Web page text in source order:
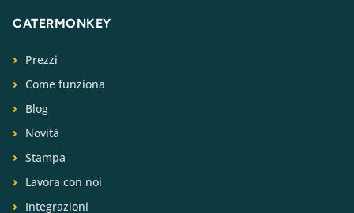
CATERMONKEY
Prezzi
Come funziona
Blog
Novità
Stampa
Lavora con noi
Integrazioni